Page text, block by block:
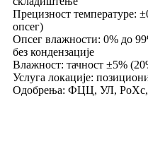
Прецизност температуре:
опсег)
Опсег влажности: 0% до
без кондензације
Влажност: тачност ±5%
Услуга локације:
Одобрења: ФЦЦ, УЛ, РоХс,